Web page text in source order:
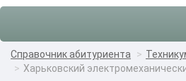
Справочник абитуриента
Харьковский